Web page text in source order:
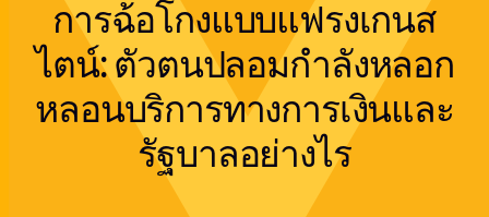
การฉ้อโกงแบบแฟรงเกนส
ไตน์: ตัวตนปลอมกำลังหลอก
หลอนบริการทางการเงินและ
รัฐบาลอย่างไร